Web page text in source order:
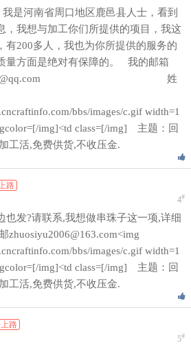
河南省周口地区鹿邑县人士，看到
，我想与加工你们所提供的项目，我这
有200多人，我也为你所提供的服务的
量方面是绝对有保障的。 我的邮箱
姓
bbs/images/c.gif width=1
img]<td class=[/img] 主题：回
工活,免费供货,不收压金.
路
4#
也发?请联系,我想做串珠子这一项,详细
zhuosiyu2006@163.com<img
bbs/images/c.gif width=1
img]<td class=[/img] 主题：回
工活,免费供货,不收压金.
路
5#